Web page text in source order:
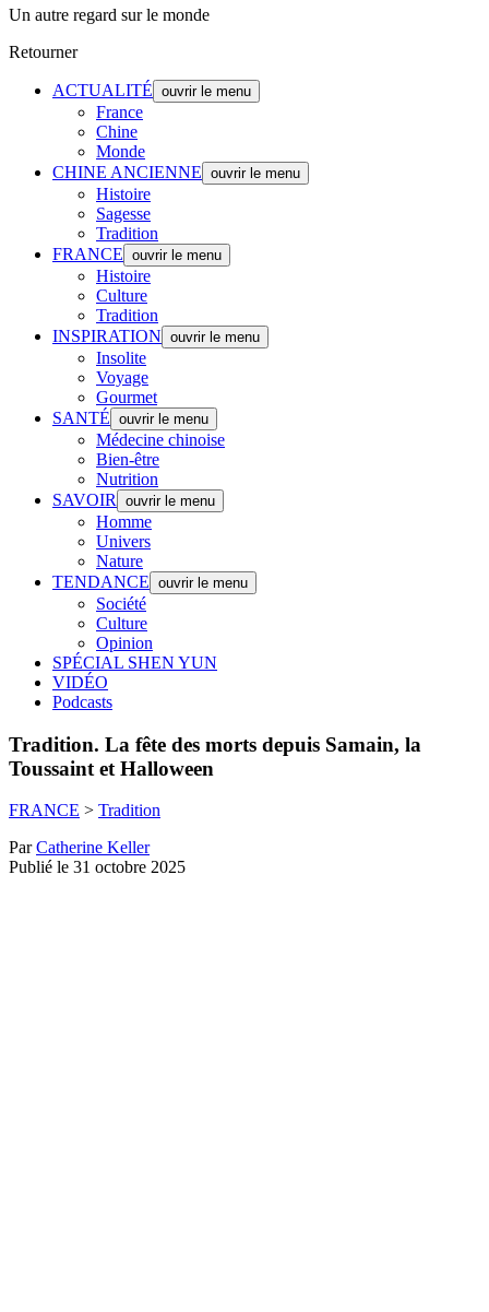
Un autre regard sur le monde
Retourner
ACTUALITÉ ouvrir le menu
France
Chine
Monde
CHINE ANCIENNE ouvrir le menu
Histoire
Sagesse
Tradition
FRANCE ouvrir le menu
Histoire
Culture
Tradition
INSPIRATION ouvrir le menu
Insolite
Voyage
Gourmet
SANTÉ ouvrir le menu
Médecine chinoise
Bien-être
Nutrition
SAVOIR
ouvrir le menu
Homme
Univers
Nature
TENDANCE ouvrir le menu
Société
Culture
Opinion
SPÉCIAL SHEN YUN
VIDÉO
Podcasts
Tradition. La fête des morts depuis Samain, la
Toussaint et Halloween
FRANCE > Tradition
ParCatherine Keller
Publié le 31 octobre 2025